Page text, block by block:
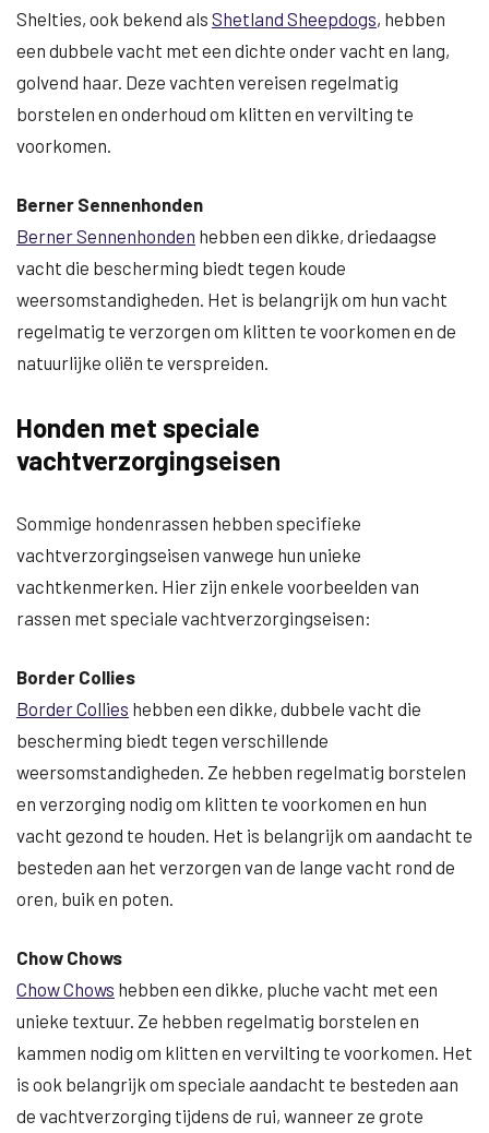
Shelties, ook bekend als Shetland Sheepdogs, hebben
een dubbele vacht met een dichte onder vacht en lang,
golvend haar. Deze vachten vereisen regelmatig
borstelen en onderhoud om klitten en vervilting te
voorkomen.
Berner Sennenhonden
Berner Sennenhonden hebben een dikke, driedaagse
vacht die bescherming biedt tegen koude
weersomstandigheden. Het is belangrijk om hun vacht
regelmatig te verzorgen om klitten te voorkomen en de
natuurlijke oliën te verspreiden.
Honden met speciale
vachtverzorgingseisen
Sommige hondenrassen hebben specifieke
vachtverzorgingseisen vanwege hun unieke
vachtkenmerken. Hier zijn enkele voorbeelden van
rassen met speciale vachtverzorgingseisen:
Border Collies
Border Collies hebben een dikke, dubbele vacht die
bescherming biedt tegen verschillende
weersomstandigheden. Ze hebben regelmatig borstelen
en verzorging nodig om klitten te voorkomen en hun
vacht gezond te houden. Het is belangrijk om aandacht te
besteden aan het verzorgen van de lange vacht rond de
oren, buik en poten.
Chow Chows
Chow Chows hebben een dikke, pluche vacht met een
unieke textuur. Ze hebben regelmatig borstelen en
kammen nodig om klitten en vervilting te voorkomen. Het
is ook belangrijk om speciale aandacht te besteden aan
de vachtverzorging tijdens de rui, wanneer ze grote